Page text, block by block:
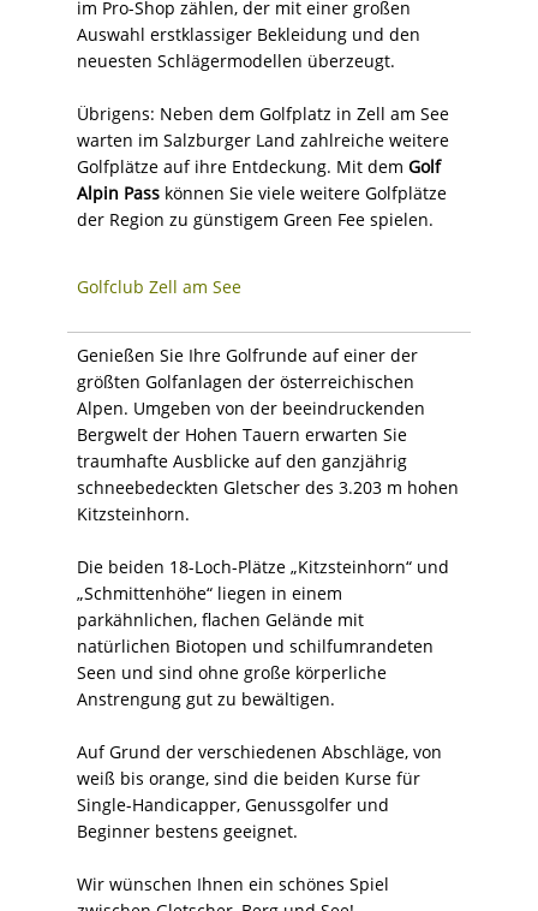
im Pro-Shop zählen, der mit einer großen
Auswahl erstklassiger Bekleidung und den
neuesten Schlägermodellen überzeugt.
Übrigens: Neben dem Golfplatz in Zell am See
warten im Salzburger Land zahlreiche weitere
Golfplätze auf ihre Entdeckung. Mit dem Golf
Alpin Pass können Sie viele weitere Golfplätze
der Region zu günstigem Green Fee spielen.
Golfclub Zell am See
Genießen Sie Ihre Golfrunde auf einer der
größten Golfanlagen der österreichischen
Alpen. Umgeben von der beeindruckenden
Bergwelt der Hohen Tauern erwarten Sie
traumhafte Ausblicke auf den ganzjährig
schneebedeckten Gletscher des 3.203 m hohen
Kitzsteinhorn.
Die beiden 18-Loch-Plätze „Kitzsteinhorn“ und
„Schmittenhöhe“ liegen in einem
parkähnlichen, flachen Gelände mit
natürlichen Biotopen und schilfumrandeten
Seen und sind ohne große körperliche
Anstrengung gut zu bewältigen.
Auf Grund der verschiedenen Abschläge, von
weiß bis orange, sind die beiden Kurse für
Single-Handicapper, Genussgolfer und
Beginner bestens geeignet.
Wir wünschen Ihnen ein schönes Spiel